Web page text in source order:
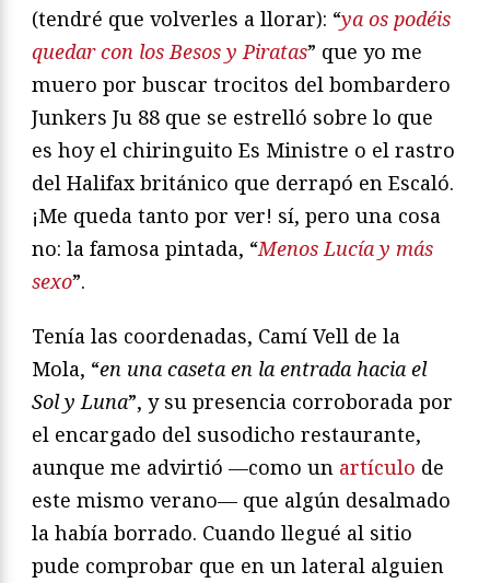
(tendré que volverles a llorar): “ya os podéis
quedar con los Besos y Piratas” que yo me
muero por buscar trocitos del bombardero
Junkers Ju 88 que se estrelló sobre lo que
es hoy el chiringuito Es Ministre o el rastro
del Halifax británico que derrapó en Escaló.
¡Me queda tanto por ver! sí, pero una cosa
no: la famosa pintada, “Menos Lucía y más
sexo”.
Tenía las coordenadas, Camí Vell de la
Mola, “en una caseta en la entrada hacia el
Sol y Luna”, y su presencia corroborada por
el encargado del susodicho restaurante,
aunque me advirtió —como un artículo de
este mismo verano— que algún desalmado
la había borrado. Cuando llegué al sitio
pude comprobar que en un lateral alguien